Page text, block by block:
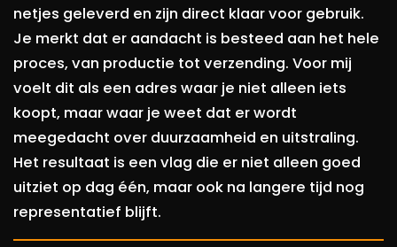
netjes geleverd en zijn direct klaar voor gebruik.
Je merkt dat er aandacht is besteed aan het hele
proces, van productie tot verzending. Voor mij
voelt dit als een adres waar je niet alleen iets
koopt, maar waar je weet dat er wordt
meegedacht over duurzaamheid en uitstraling.
Het resultaat is een vlag die er niet alleen goed
uitziet op dag één, maar ook na langere tijd nog
representatief blijft.